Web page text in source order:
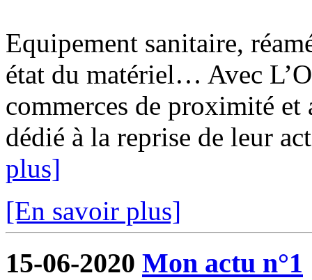
Equipement sanitaire,
état du matériel… Avec
commerces de proximité
dédié à la reprise de leur
plus]
[En savoir plus]
15-06-2020 Mon actu n°1